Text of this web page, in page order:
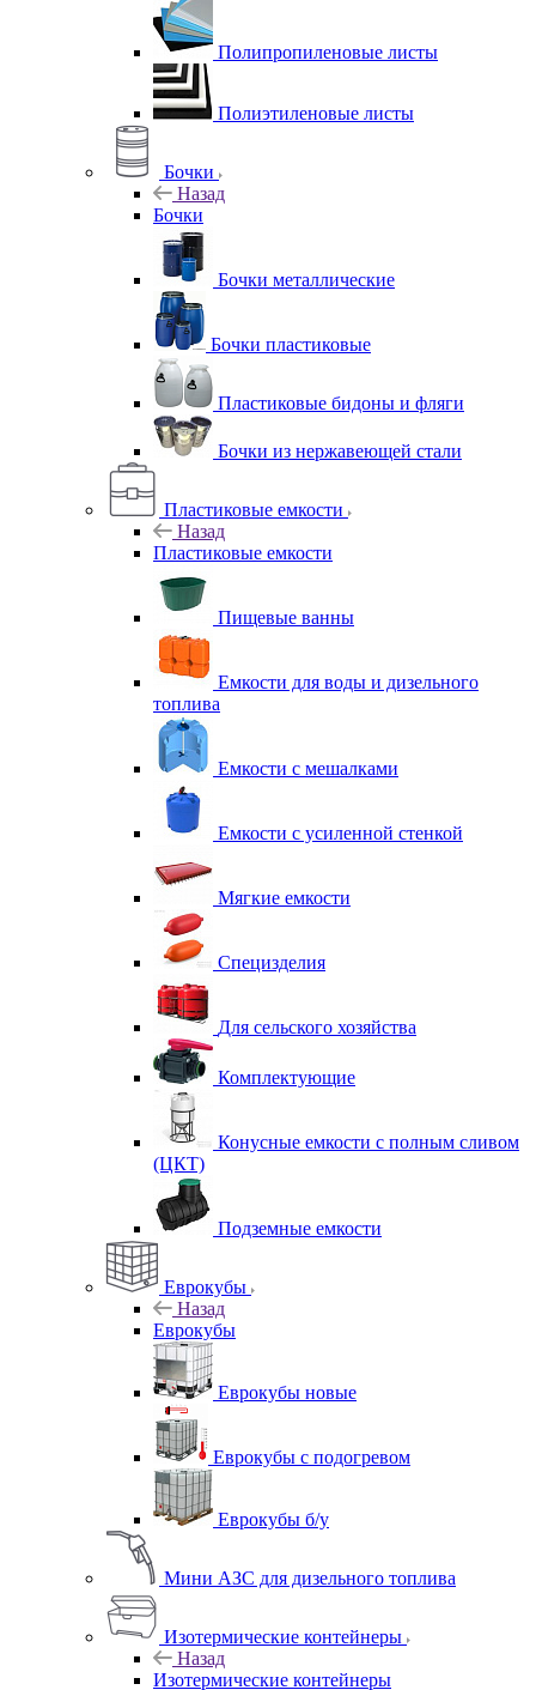
Полипропиленовые листы
Полиэтиленовые листы
Бочки
Назад
Бочки
Бочки металлические
Бочки пластиковые
Пластиковые бидоны и фляги
Бочки из нержавеющей стали
Пластиковые емкости
Назад
Пластиковые емкости
Пищевые ванны
Емкости для воды и дизельного
топлива
Емкости с мешалками
Емкости с усиленной стенкой
Мягкие емкости
Специзделия
Для сельского хозяйства
Комплектующие
Конусные емкости с полным сливом
(ЦКТ)
Подземные емкости
Еврокубы
Назад
Еврокубы
Еврокубы новые
Еврокубы с подогревом
Еврокубы б/у
Мини АЗС для дизельного топлива
Изотермические контейнеры
Назад
Изотермические контейнеры